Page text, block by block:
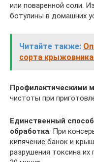
или поваренной соли.
ботулины в домашних
Читайте также:
сорта
Профилактическими
чистоты при
Единственный
обработка. При
кипячение банок и
разрушения токсина